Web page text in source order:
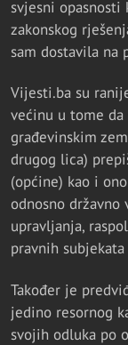
svjesni
zakonskog
sam dostavila na
Vijesti.ba su
većinu u tome
građevinskim
drugog lica)
(općine) kao i
odnosno državno
upravljanja,
pravnih
Također je
jedino resornog
svojih odluka po